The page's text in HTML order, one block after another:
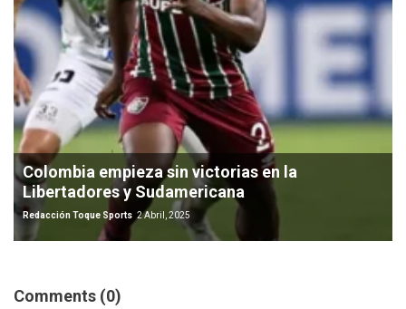
Colombia empieza sin victorias en la
Libertadores y Sudamericana
Redacción Toque Sports 2 Abril, 2025
Comments (0)